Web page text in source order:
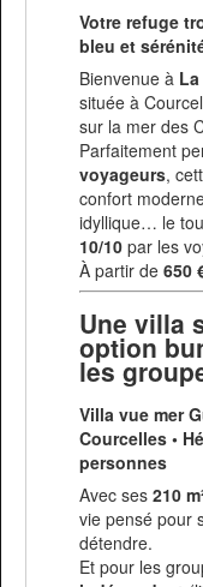
Votre refuge
bleu et
Bienvenue à
située à
sur la mer des
Parfaitement
voyageurs,
confort
idyllique… le
10/10 par les
À partir de 650
Une villa
option
les
Villa vue mer
Courcelles •
personnes
Avec ses 210
vie pensé pour
détendre.
Et pour les